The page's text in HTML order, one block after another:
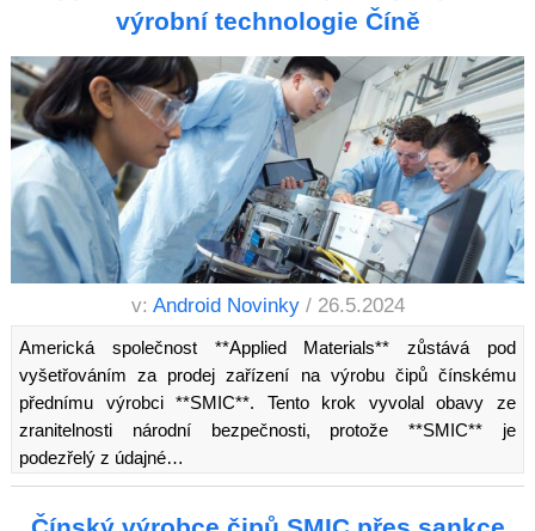
výrobní technologie Číně
v: Android Novinky / 26.5.2024
Americká společnost **Applied Materials** zůstává pod
vyšetřováním za prodej zařízení na výrobu čipů čínskému
přednímu výrobci **SMIC**. Tento krok vyvolal obavy ze
zranitelnosti národní bezpečnosti, protože **SMIC** je
podezřelý z údajné…